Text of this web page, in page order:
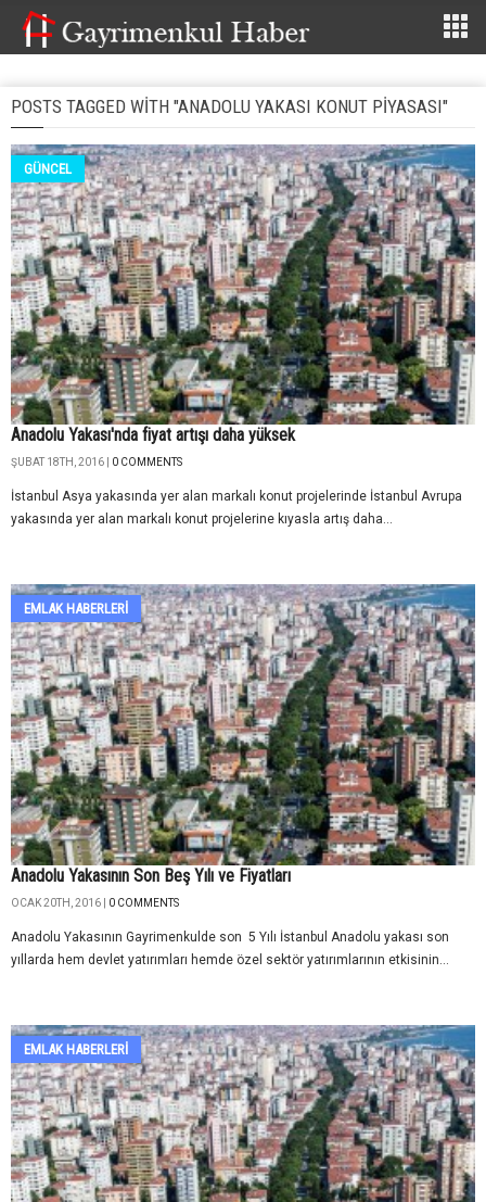
POSTS TAGGED WITH "ANADOLU YAKASI KONUT PIYASASI"
GÜNCEL
Anadolu Yakası'nda fiyat artışı daha yüksek
ŞUBAT 18TH, 2016 | 0 COMMENTS
İstanbul Asya yakasında yer alan markalı konut projelerinde İstanbul Avrupa
yakasında yer alan markalı konut projelerine kıyasla artış daha...
EMLAK HABERLERI
Anadolu Yakasının Son Beş Yılı ve Fiyatları
OCAK 20TH, 2016 | 0 COMMENTS
Anadolu Yakasının Gayrimenkulde son 5 Yılı İstanbul Anadolu yakası son
yıllarda hem devlet yatırımları hemde özel sektör yatırımlarının etkisinin...
EMLAK HABERLERI